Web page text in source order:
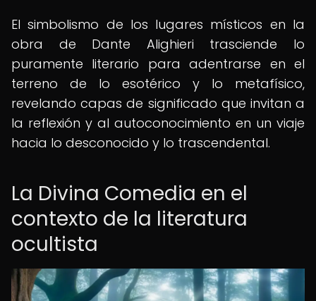
El simbolismo de los lugares místicos en la
obra de Dante Alighieri trasciende lo
puramente literario para adentrarse en el
terreno de lo esotérico y lo metafísico,
revelando capas de significado que invitan a
la reflexión y al autoconocimiento en un viaje
hacia lo desconocido y lo trascendental.
La Divina Comedia en el
contexto de la literatura
ocultista